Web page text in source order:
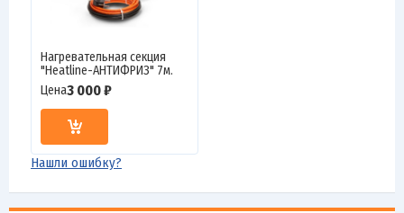
Нагревательная секция
"Heatline-АНТИФРИЗ" 7м.
Цена3 000 ₽
Нашли ошибку?